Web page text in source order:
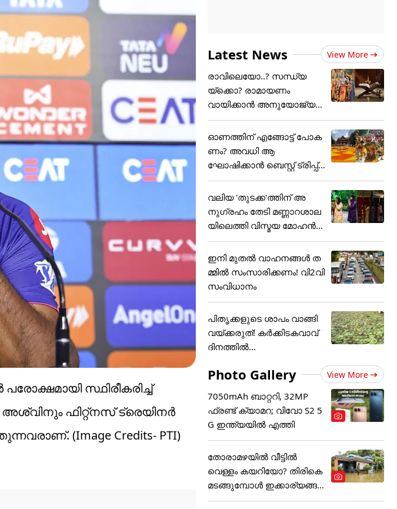
സ്ഥിരീകരിച്ച്
ഫിറ്റ്നസ് ട്രെയിനർ
(Image Credits- PTI)
Latest News View More
രാവിലെയോ..? സന്ധ്യ
യ്ക്കൊ? രാമായണം
വായിക്കാൻ അനുയോജ്യ
മായ സമയം....
ഓണത്തിന് എങ്ങോട്ട് പോക
ണം? അവധി ആ
ഘോഷിക്കാൻ ബെസ്റ്റ് ട്രിപ്പ്
പ്ലാൻ
വലിയ 'തുടക്ക'ത്തിന് അ
നുഗ്രഹം തേടി മണ്ണാറശാല
യിലെത്തി വിസ്മയ മോഹൻ
ലാ
ഇനി മുതൽ വാഹനങ്ങൾ ത
മ്മിൽ സംസാരിക്കണം! വി2വി
സംവിധാനം
പിതൃക്കളുടെ ശാപം വാങ്ങി
വയ്ക്കരുത്! കർക്കിടകവാവ്
ദിനത്തിൽ...
Photo Gallery View More
7050mAh ബാറ്ററി, 32MP
ഫ്രണ്ട് ക്യാമറ; വിവോ S2 5
G ഇന്ത്യയിൽ എത്തി
തോരാമഴയിൽ വീട്ടിൽ
വെള്ളം കയറിയോ? തിരികെ
മടങ്ങുമ്പോൾ ഇക്കാര്യങ്ങ
ൾ